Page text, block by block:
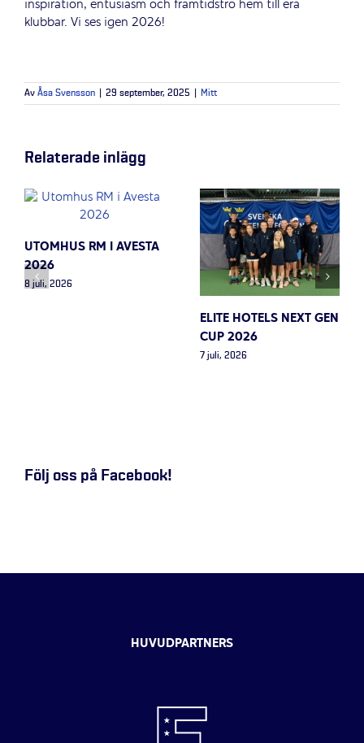
inspiration, entusiasm och framtidstro hem till era
klubbar. Vi ses igen 2026!
Av Åsa Svensson 29 september, 2025 Mitt
Relaterade inlägg
UTOMHUS RM I AVESTA
2026
8 juli, 2026
ELITE HOTELS NEXT GEN
CUP 2026
7 juli, 2026
Följ oss på Facebook!
HUVUDPARTNERS